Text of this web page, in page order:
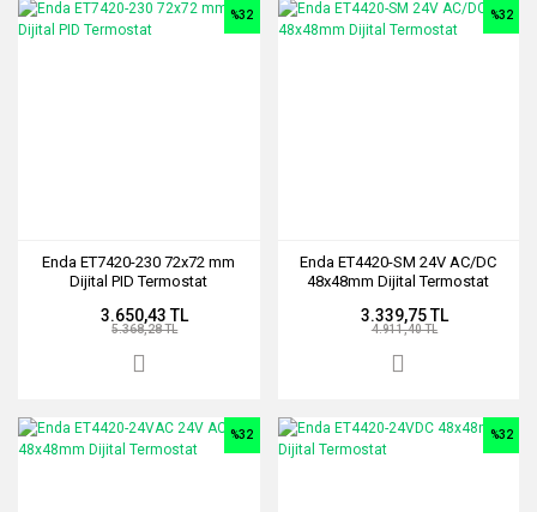
Enda ET7420-230 72x72 mm
Dijital PID Termostat
%32
3.650,43 TL
5.368,28 TL
Enda ET4420-SM 24V AC/DC
48x48mm Dijital Termostat
%32
3.339,75 TL
4.911,40 TL
%32 %32